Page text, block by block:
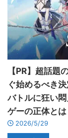
【PR】超話題
ぐ始めるべき
バトルに狂い
ゲーの正体とは
2026/5/29